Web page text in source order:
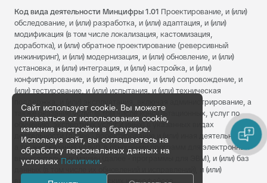
Код вида деятельности Минцифры 1.01 Проектирование, и (или)
обследование, и (или) разработка, и (или) адаптация, и (или)
модификация (в том числе локализация, кастомизация,
доработка), и (или) обратное проектирование (реверсивный
инжиниринг), и (или) модернизация, и (или) обновление, и (или)
установка, и (или) интеграция, и (или) настройка, и (или)
конфигурирование, и (или) внедрение, и (или) сопровождение, и
(или) тестирование, и (или) испытания, и (или) техническая
поддержка, и (или) эксплуатация, включая администрирование, а
также оказание услуг (в том числе консультационных, услуг по
обучению, экспертных услуг и иных) в указанных видах
деятельности (далее - проектирование и (или) иная деятельность,
а также оказание услуг), в отношении программ для электронных
вычислительных машин (далее - программы для ЭВМ), и (или) баз
данных (в том числе их обновлений и исправлений), и (или)
визуальных пользовательских интерфейсов.
Сайт использует cookie. Вы можете
отказаться от использования cookie,
изменив настройки в браузере.
Используя сайт, вы соглашаетесь на
обработку персональных данных на
условиях Политики.